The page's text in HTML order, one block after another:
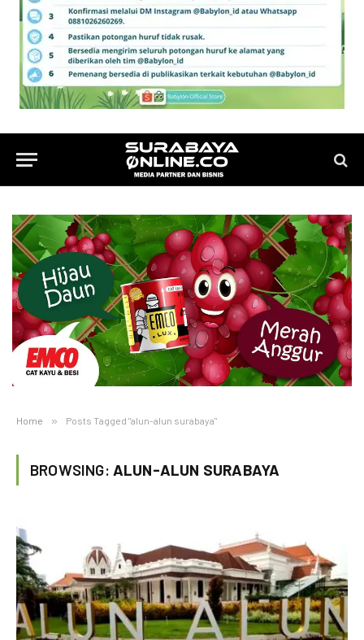
Home » Posts Tagged "alun-alun surabaya"
BROWSING: ALUN-ALUN SURABAYA